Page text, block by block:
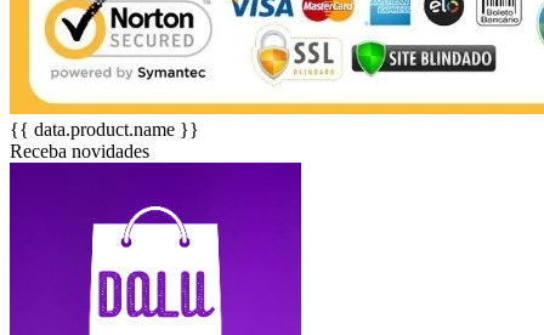
{{ data.product.name }}
Receba novidades